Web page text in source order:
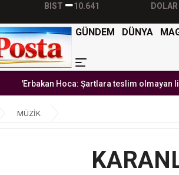
BIST 10.641 DOLAR
GÜNDEM DÜNYA
Hoca: Şartlara teslim olmayan lider'
MÜZİK